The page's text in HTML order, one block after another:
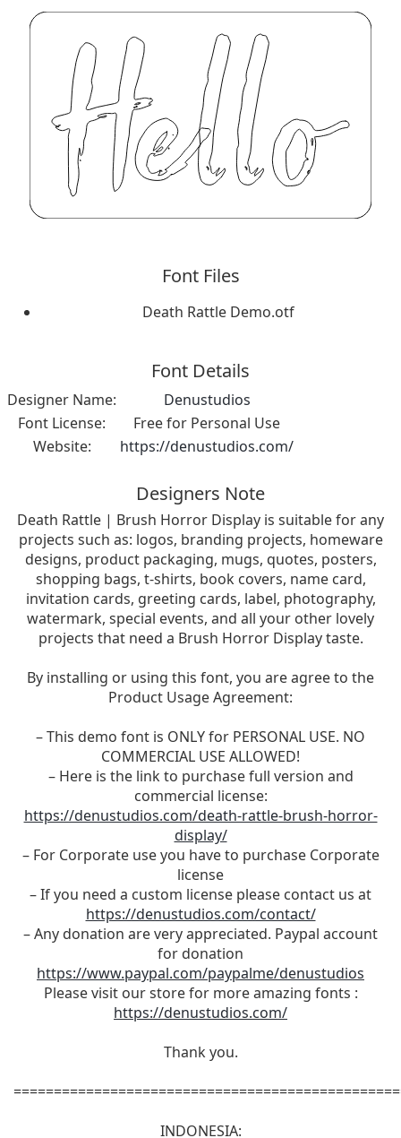
Font Files
Death Rattle Demo.otf
Font Details
Designer Name:
Denustudios
Font License:
Free for Personal Use
Website:
https://denustudios.com/
Designers Note
Death Rattle | Brush Horror Display is suitable for any
projects such as: logos, branding projects, homeware
designs, product packaging, mugs, quotes, posters,
shopping bags, t-shirts, book covers, name card,
invitation cards, greeting cards, label, photography,
watermark, special events, and all your other lovely
projects that need a Brush Horror Display taste.
By installing or using this font, you are agree to the
Product Usage Agreement:
– This demo font is ONLY for PERSONAL USE. NO
COMMERCIAL USE ALLOWED!
– Here is the link to purchase full version and
commercial license:
https://denustudios.com/death-rattle-brush-horror-
display/
– For Corporate use you have to purchase Corporate
license
– If you need a custom license please contact us at
https://denustudios.com/contact/
– Any donation are very appreciated. Paypal account
for donation
https://www.paypal.com/paypalme/denustudios
Please visit our store for more amazing fonts :
https://denustudios.com/
Thank you.
INDONESIA: